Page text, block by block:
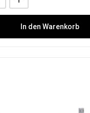
In den Warenkorb